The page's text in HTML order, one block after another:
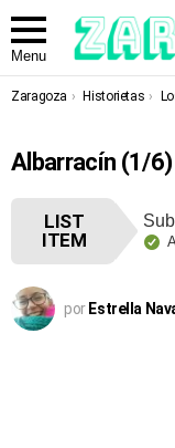
Menu
You are here:
Zaragoza Historietas Los
Albarracín (1/6)
LIST
ITEM
por Estrella